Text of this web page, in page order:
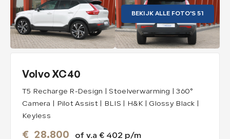
Maak een afspraak
BEKIJK ALLE FOTO'S 51
Volvo XC40
T5 Recharge R-Design | Stoelverwarming | 360°
Camera | Pilot Assist | BLIS | H&K | Glossy Black |
Keyless
€ 28.800 of v.a € 402 p/m